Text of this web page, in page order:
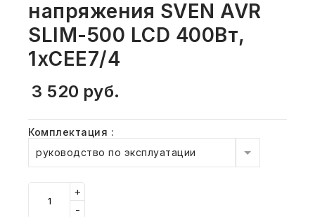
ХОЗТОВАРЫ И ХИМИЯ
ПОДАРКИ И СУВЕНИРЫ
ШКОЛА И ТВОРЧЕСТВО
МЕБЕЛЬ
МЕБЕЛЬ
МЕДИЦИНСКИЕ ТОВАРЫ
РАЗВИВАЮЩЕЕ ОБОРУДОВАНИЕ
СВОБОДНЫЙ ОСТАТОК ТОВАРА
напряжения SVEN AVR
SLIM-500 LCD 400Вт,
1xCEE7/4
3 520 руб.
Комплектация :
руководство по эксплуатации
+
-